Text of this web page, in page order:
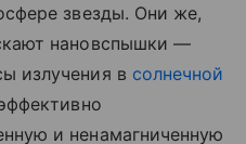
звезды. Они же,
нановспышки —
излучения в солнечной
и ненамагниченную